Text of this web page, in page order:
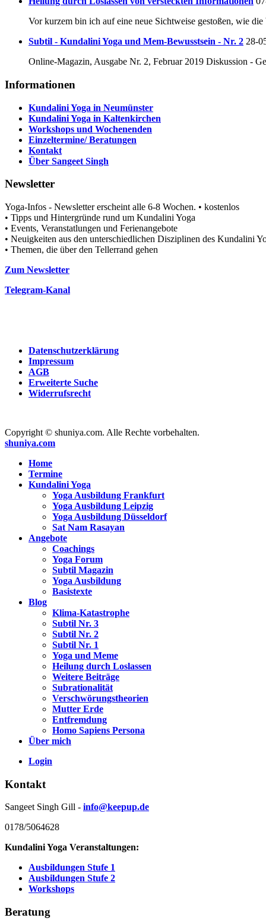
Vor kurzem bin ich auf eine neue Sichtweise gestoßen, wie
Subtil - Kundalini Yoga und Mem-Bewusstsein - Nr. 2 28-
Online-Magazin, Ausgabe Nr. 2, Februar 2019 Diskussion -
Informationen
Kundalini Yoga in Neumünster
Kundalini Yoga in Kaltenkirchen
Workshops und Wochenenden
Einzeltermine/ Beratungen
Kontakt
Über Sangeet Singh
Newsletter
Yoga-Infos - Newsletter erscheint alle 6-8 Wochen. • kostenlos
• Tipps und Hintergründe rund um Kundalini Yoga
• Events, Veranstatlungen und Ferienangebote
• Neuigkeiten aus den unterschiedlichen Disziplinen des Kundalini
• Themen, die über den Tellerrand gehen
Zum Newsletter
Telegram-Kanal
Datenschutzerklärung
Impressum
AGB
Erweiterte Suche
Widerrufsrecht
Copyright © shuniya.com. Alle Rechte vorbehalten.
shuniya.com
Home
Termine
Kundalini Yoga
Yoga Ausbildung Frankfurt
Yoga Ausbildung Leipzig
Yoga Ausbildung Düsseldorf
Sat Nam Rasayan
Angebote
Coachings
Yoga Forum
Subtil Magazin
Yoga Ausbildung
Basistexte
Blog
Klima-Katastrophe
Subtil Nr. 3
Subtil Nr. 2
Subtil Nr. 1
Yoga und Meme
Heilung durch Loslassen
Weitere Beiträge
Subrationalität
Verschwörungstheorien
Mutter Erde
Entfremdung
Homo Sapiens Persona
Über mich
Login
Kontakt
Sangeet Singh Gill - info@keepup.de
0178/5064628
Kundalini Yoga Veranstaltungen:
Ausbildungen Stufe 1
Ausbildungen Stufe 2
Workshops
Beratung